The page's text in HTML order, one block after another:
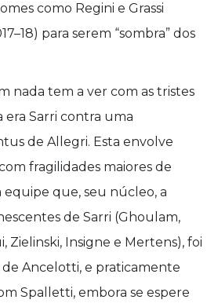
como Regini e Grassi
para serem “sombra” dos
nada tem a ver com as tristes
Sarri contra uma
de Allegri. Esta envolve
fragilidades maiores de
que, seu núcleo, a
de Sarri (Ghoulam,
Zielinski, Insigne e Mertens), foi
Ancelotti, e praticamente
Spalletti, embora se espere